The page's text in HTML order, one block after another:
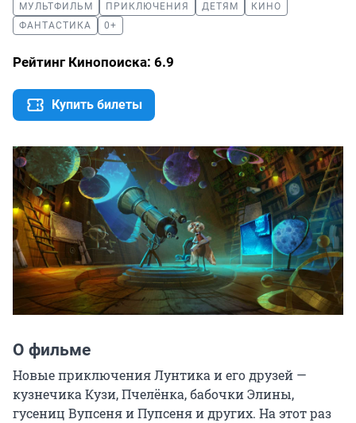
МУЛЬТФИЛЬМ ПРИКЛЮЧЕНИЯ ДЕТЯМ
КИНО
ФАНТАСТИКА
0+
Рейтинг Кинопоиска: 6.9
Купить билеты
О фильме
Новые приключения Лунтика и его друзей —
кузнечика Кузи,​ Пчелёнка, бабочки Элины,
гусениц Вупсеня и Пупсеня и других.​ На этот раз